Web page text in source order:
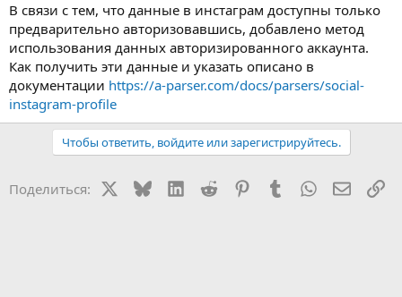
В связи с тем, что данные в инстаграм доступны только
предварительно авторизовавшись, добавлено метод
использования данных авторизированного аккаунта.
Как получить эти данные и указать описано в
документации https://a-parser.com/docs/parsers/social-
instagram-profile
Чтобы ответить, войдите или зарегистрируйтесь.
Поделиться: BlueskyLinkedIn
Reddit PinterestTumblr WhatsApp